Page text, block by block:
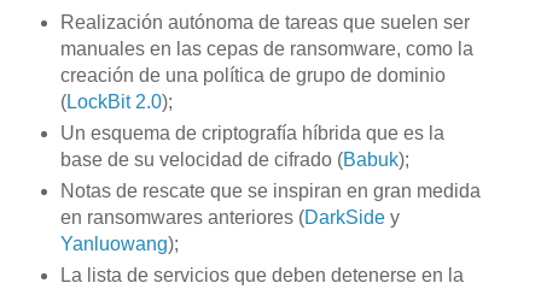
Realización autónoma de tareas que suelen ser
manuales en las cepas de ransomware, como la
creación de una política de grupo de dominio
(LockBit 2.0);
Un esquema de criptografía híbrida que es la
base de su velocidad de cifrado (Babuk);
Notas de rescate que se inspiran en gran medida
en ransomwares anteriores (DarkSidey
Yanluowang);
La lista de servicios que deben detenerse en la